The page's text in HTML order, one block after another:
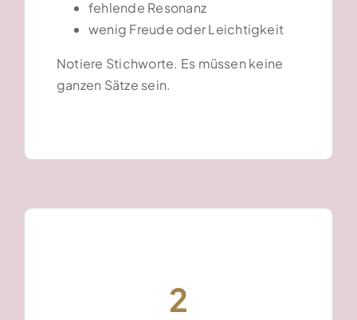
fehlende Resonanz
wenig Freude oder Leichtigkeit
Notiere Stichworte. Es müssen keine
ganzen Sätze sein.
2